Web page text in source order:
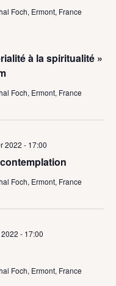
Foch, Ermont, France
à la spiritualité »
Foch, Ermont, France
2022 - 17:00
Foch, Ermont, France
- 17:00
Foch, Ermont, France